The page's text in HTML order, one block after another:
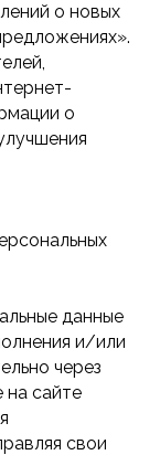
о новых
о
данные
и/или
через
сайте
свои